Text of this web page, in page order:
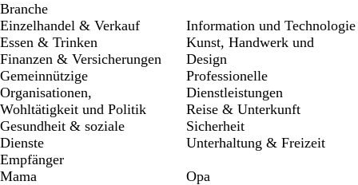
Branche
Einzelhandel & Verkauf
Essen & Trinken
Finanzen & Versicherungen
Gemeinnützige
Organisationen,
Wohltätigkeit und Politik
Gesundheit & soziale
Dienste
Information und Technologie
Kunst, Handwerk und
Design
Professionelle
Dienstleistungen
Reise & Unterkunft
Sicherheit
Unterhaltung & Freizeit
Empfänger
Mama
Opa